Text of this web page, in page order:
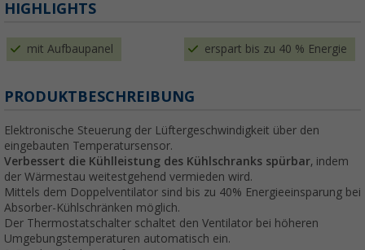
HIGHLIGHTS
mit Aufbaupanel erspart bis zu 40 % Energie
PRODUKTBESCHREIBUNG
Elektronische Steuerung der Lüftergeschwindigkeit über den
eingebauten Temperatursensor.
Verbessert die Kühlleistung des Kühlschranks spürbar, indem
der Wärmestau weitestgehend vermieden wird.
Mittels dem Doppelventilator sind bis zu 40% Energieeinsparung bei
Absorber-Kühlschränken möglich.
Der Thermostatschalter schaltet den Ventilator bei höheren
Umgebungstemperaturen automatisch ein.